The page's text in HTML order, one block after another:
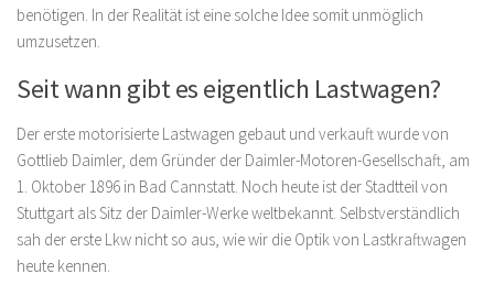
benötigen. In der Realität ist eine solche Idee somit unmöglich
umzusetzen.
Seit wann gibt es eigentlich Lastwagen?
Der erste motorisierte Lastwagen gebaut und verkauft wurde von
Gottlieb Daimler, dem Gründer der Daimler-Motoren-Gesellschaft, am
1. Oktober 1896 in Bad Cannstatt. Noch heute ist der Stadtteil von
Stuttgart als Sitz der Daimler-Werke weltbekannt. Selbstverständlich
sah der erste Lkw nicht so aus, wie wir die Optik von Lastkraftwagen
heute kennen.